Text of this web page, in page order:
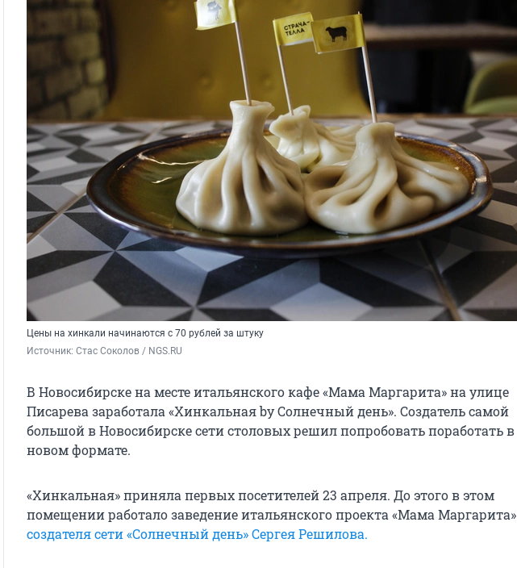
Цены на хинкали начинаются с 70 рублей за штуку
Источник: Стас Соколов / NGS.RU
В Новосибирске на месте итальянского кафе «Мама Маргарита» на улице
Писарева заработала «Хинкальная by Солнечный день». Создатель самой
большой в Новосибирске сети столовых решил попробовать поработать в
новом формате.
«Хинкальная» приняла первых посетителей 23 апреля. До этого в этом
помещении работало заведение итальянского проекта «Мама Маргарита»
создателя сети «Солнечный день» Сергея Решилова.